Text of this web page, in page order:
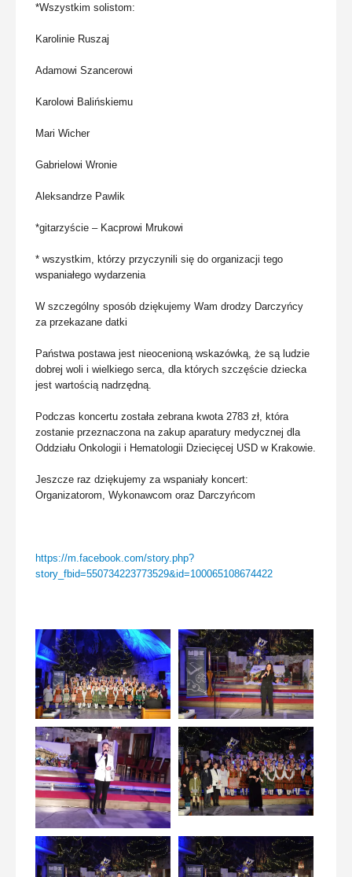
*Wszystkim solistom:
Karolinie Ruszaj
Adamowi Szancerowi
Karolowi Balińskiemu
Mari Wicher
Gabrielowi Wronie
Aleksandrze Pawlik
*gitarzyście – Kacprowi Mrukowi
* wszystkim, którzy przyczynili się do organizacji tego
wspaniałego wydarzenia
W szczególny sposób dziękujemy Wam drodzy Darczyńcy
za przekazane datki
Państwa postawa jest nieocenioną wskazówką, że są ludzie
dobrej woli i wielkiego serca, dla których szczęście dziecka
jest wartością nadrzędną.
Podczas koncertu została zebrana kwota 2783 zł, która
zostanie przeznaczona na zakup aparatury medycznej dla
Oddziału Onkologii i Hematologii Dziecięcej USD w Krakowie.
Jeszcze raz dziękujemy za wspaniały koncert:
Organizatorom, Wykonawcom oraz Darczyńcom
https://m.facebook.com/story.php?
story_fbid=550734223773529&id=100065108674422